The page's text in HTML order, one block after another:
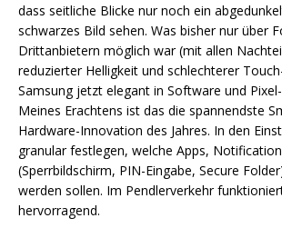
dass seitliche Blicke nur noch ein
schwarzes Bild sehen. Was bisher nur über
Drittanbietern möglich war (mit allen
reduzierter Helligkeit und schlechterer
Samsung jetzt elegant in Software und
Meines Erachtens ist das die spannendste
Hardware-Innovation des Jahres. In den
granular festlegen, welche Apps,
(Sperrbildschirm, PIN-Eingabe, Secure
werden sollen. Im Pendlerverkehr
hervorragend.